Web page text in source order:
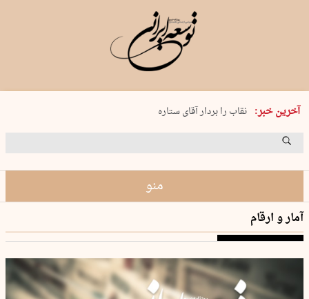
آخرین خبر:
پنجشنبه 15 مرداد 1405 شماره 2243
نقاب را بردار آقای ستاره
کدام فوتبال؟
منو
آمار و ارقام